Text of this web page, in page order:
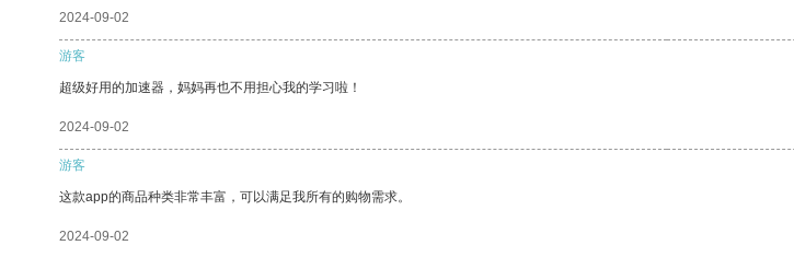
2024-09-02
游客
超级好用的加速器，妈妈再也不用担心我的学习啦！
2024-09-02
游客
这款app的商品种类非常丰富，可以满足我所有的购物需求。
2024-09-02